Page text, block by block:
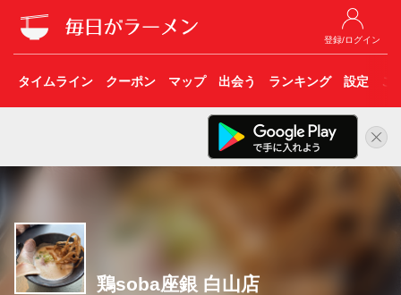
登録/ログイン
タイムライン クーポン マップ 出会う ランキング 設定 こ
鶏soba座銀 白山店